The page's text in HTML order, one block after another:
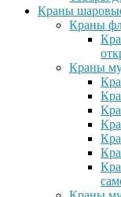
Краны
Краны
Краны